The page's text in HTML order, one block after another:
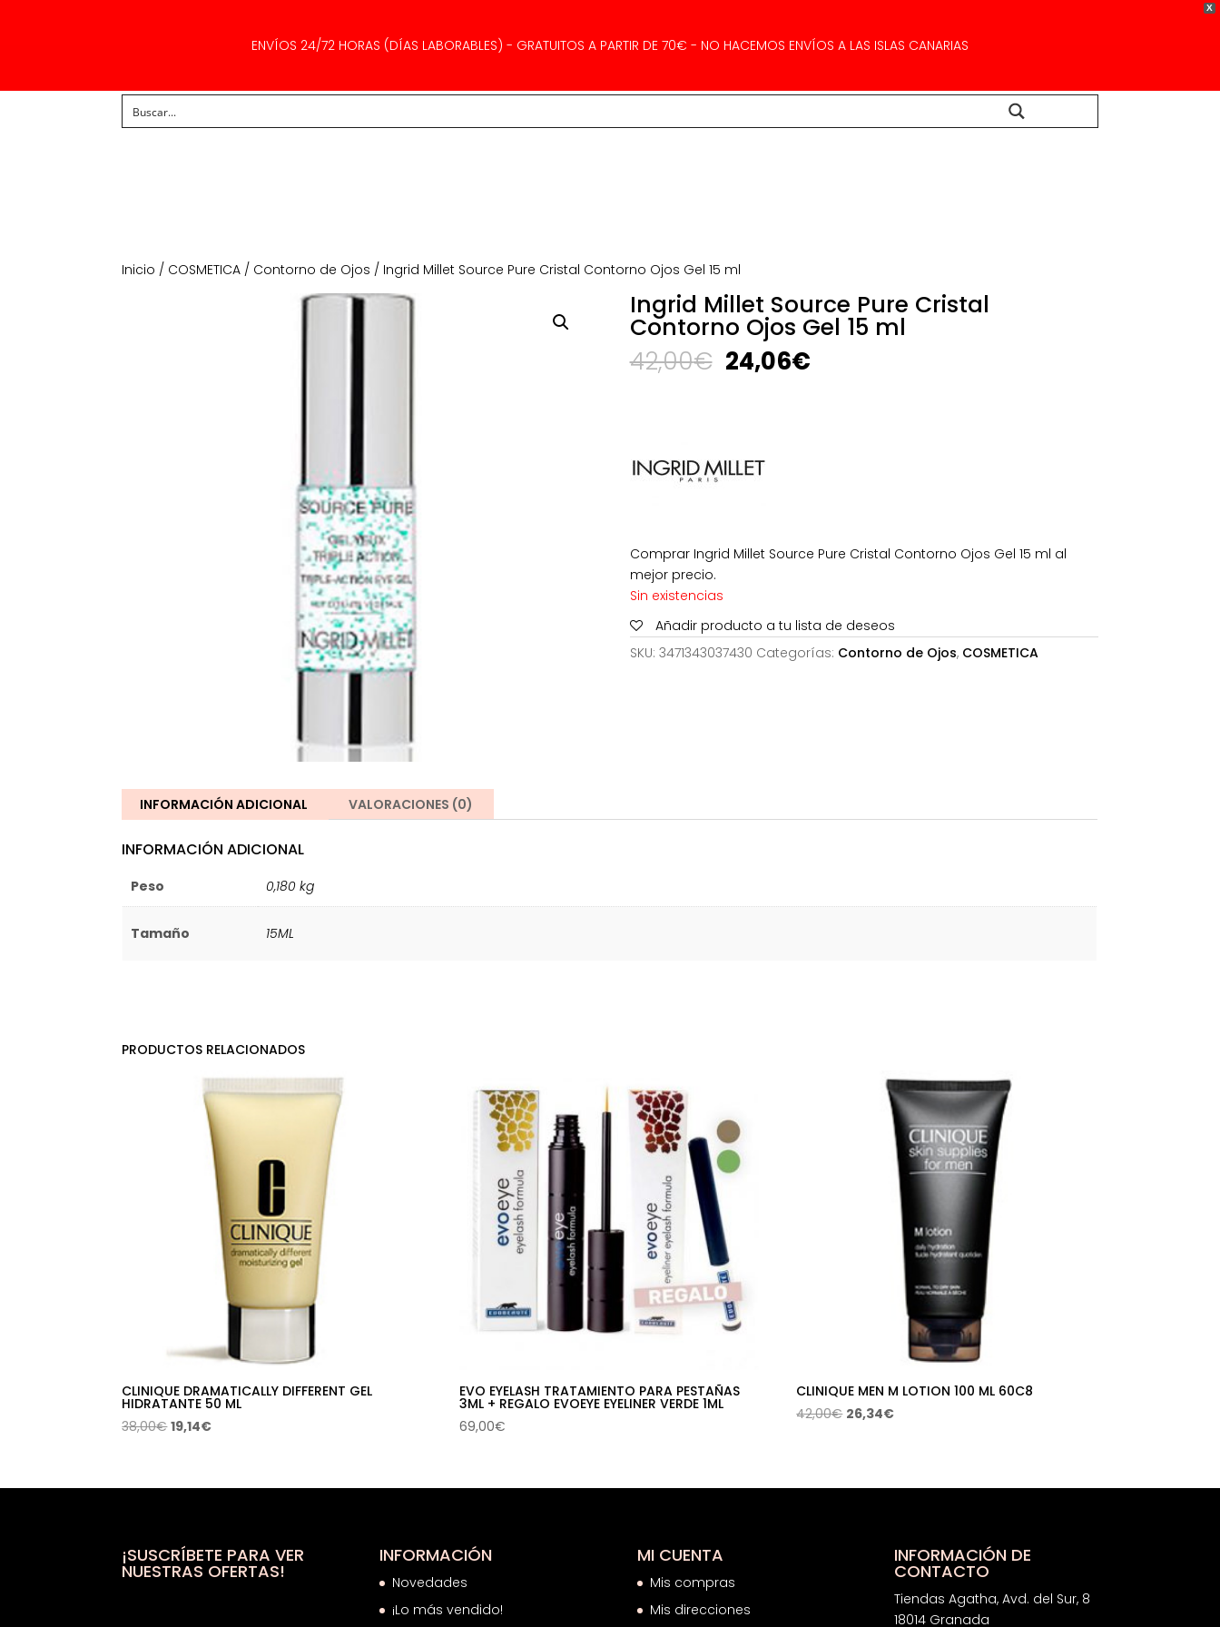
X
ENVÍOS 24/72 HORAS (DÍAS LABORABLES) - GRATUITOS A PARTIR DE 70€ - NO HACEMOS ENVÍOS A LAS ISLAS CANARIAS
Inicio / COSMETICA / Contorno de Ojos / Ingrid Millet Source Pure Cristal Contorno Ojos Gel 15 ml
Ingrid Millet Source Pure Cristal
Contorno Ojos Gel 15 ml
42,00€ El
precio
24,06€El
Comprar Ingrid Millet Source Pure Cristal Contorno Ojos Gel 15 ml al
mejor precio.
Sin existencias
Añadir producto a tu lista de deseos
SKU: 3471343037430 Categorías: Contorno de Ojos, COSMETICA
INFORMACIÓN ADICIONAL VALORACIONES (0)
INFORMACIÓN ADICIONAL
Peso 0,180 kg
Tamaño 15ML
PRODUCTOS RELACIONADOS
CLINIQUE DRAMATICALLY DIFFERENT GEL
HIDRATANTE 50 ML
38,00€El
era:
19,14€El
es:
EVO EYELASH TRATAMIENTO PARA PESTAÑAS
3ML + REGALO EVOEYE EYELINER VERDE 1ML
69,00€
CLINIQUE MEN M LOTION 100 ML 60C8
42,00€ El
26,34€El
¡SUSCRÍBETE PARA VER
NUESTRAS OFERTAS!
INFORMACIÓN
Novedades
¡Lo más vendido!
MI CUENTA
Mis compras
Mis direcciones
INFORMACIÓN DE
CONTACTO
Tiendas Agatha, Avd. del Sur, 8
18014 Granada